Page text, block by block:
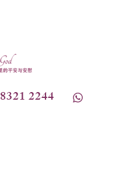
8321 2244